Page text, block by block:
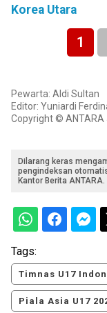
Korea Utara
1
Pewarta: Aldi Sultan
Editor: Yuniardi
Copyright © ANTARA
Dilarang keras
pengindeksan
Kantor Berita ANTARA.
Tags:
Timnas U17
Piala Asia U17